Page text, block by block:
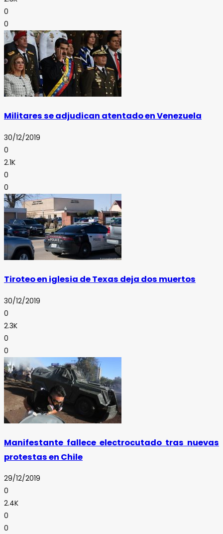
0
0
Militares se adjudican atentado en Venezuela
30/12/2019
0
2.1K
0
0
Tiroteo en iglesia de Texas deja dos muertos
30/12/2019
0
2.3K
0
0
Manifestante fallece electrocutado tras nuevas
protestas en Chile
29/12/2019
0
2.4K
0
0